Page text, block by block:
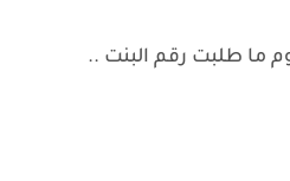
ما طلبت رقم البنت ..